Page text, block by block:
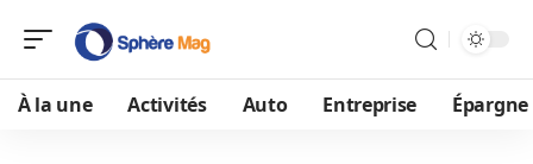
À la une Activités Auto Entreprise Épargne